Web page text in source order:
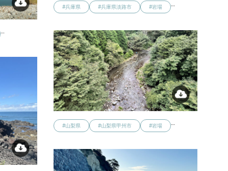
#兵庫県 #兵庫県淡路市 #岩場 …
#山梨県 #山梨県甲州市 #岩場 …